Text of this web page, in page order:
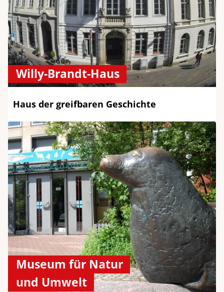
Willy-Brandt-Haus
Haus der greifbaren Geschichte
Museum für Natur
und Umwelt